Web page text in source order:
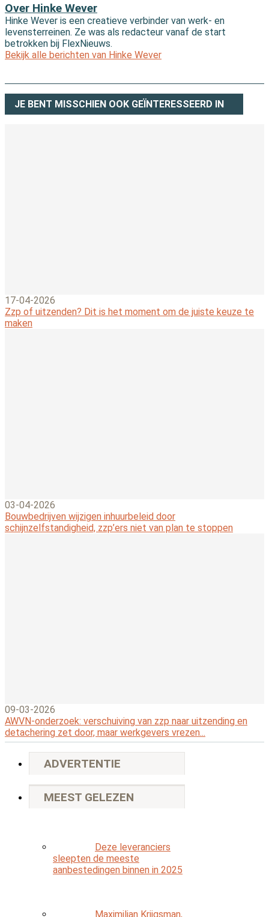
Over Hinke Wever
Hinke Wever is een creatieve verbinder van werk- en
levensterreinen. Ze was als redacteur vanaf de start
betrokken bij FlexNieuws.
Bekijk alle berichten van Hinke Wever
JE BENT MISSCHIEN OOK GEÏNTERESSEERD IN
17-04-2026
Zzp of uitzenden? Dit is het moment om de juiste keuze te
maken
03-04-2026
Bouwbedrijven wijzigen inhuurbeleid door
schijnzelfstandigheid, zzp’ers niet van plan te stoppen
09-03-2026
AWVN-onderzoek: verschuiving van zzp naar uitzending en
detachering zet door, maar werkgevers vrezen...
ADVERTENTIE
MEEST GELEZEN
Deze leveranciers
sleepten de meeste
aanbestedingen binnen in 2025
Maximilian Krijgsman,